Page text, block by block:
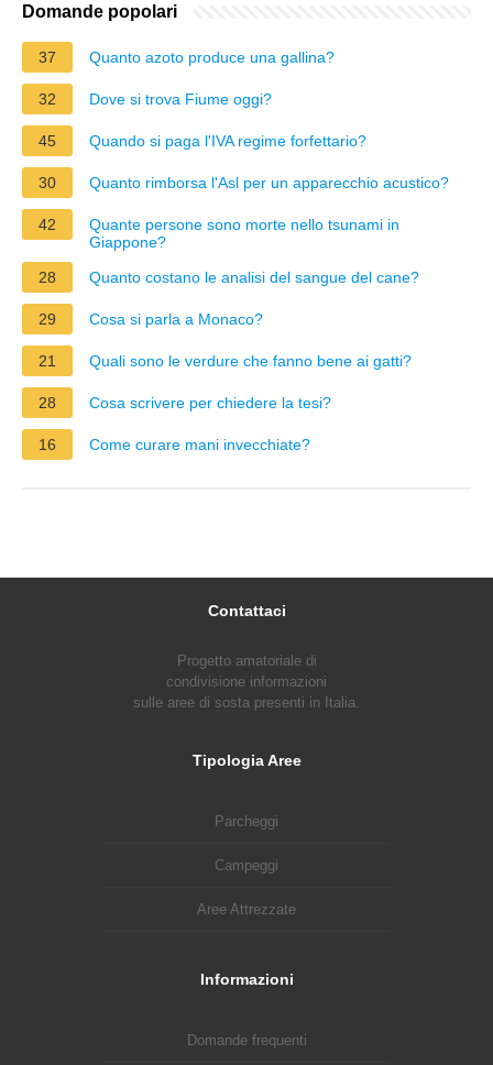
Domande popolari
37 Quanto azoto produce una gallina?
32 Dove si trova Fiume oggi?
45 Quando si paga l'IVA regime forfettario?
30 Quanto rimborsa l'Asl per un apparecchio acustico?
42
Quante persone sono morte nello tsunami in
Giappone?
28
Quanto costano le analisi del sangue del cane?
29 Cosa si parla a Monaco?
21 Quali sono le verdure che fanno bene ai gatti?
28 Cosa scrivere per chiedere la tesi?
16 Come curare mani invecchiate?
Contattaci
Progetto amatoriale di
condivisione informazioni
sulle aree di sosta presenti in Italia.
Tipologia Aree
Parcheggi
Campeggi
Aree Attrezzate
Informazioni
Domande frequenti